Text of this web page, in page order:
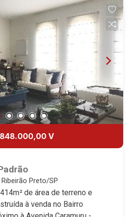
V
Preto/SP
de área de terreno e
à venda no Bairro